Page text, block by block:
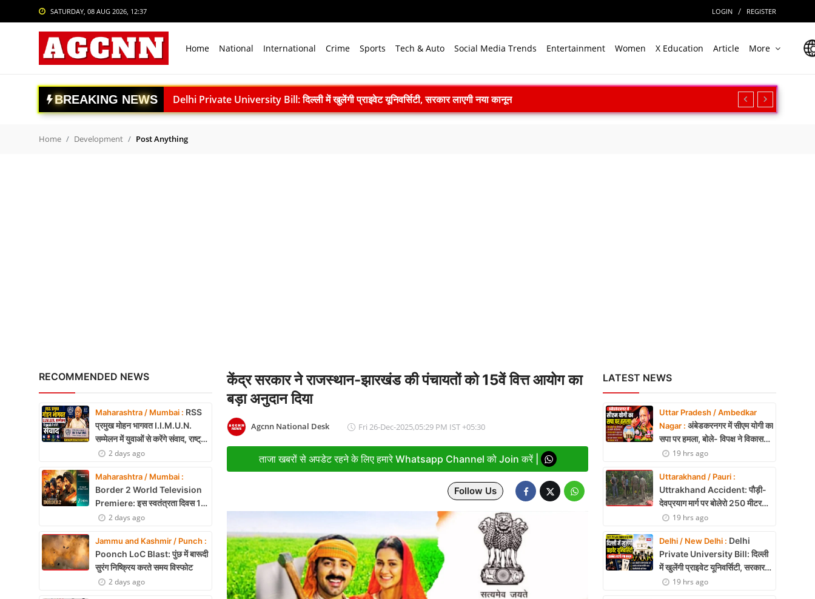
SATURDAY, 08 AUG 2026, 12:37 LOGIN / REGISTER
Home National International Crime Sports Tech & Auto Social Media Trends Entertainment Women X Education Article More
Login Register
National
International
Business
Relationship
Education
Defence & Security
Environment
BREAKING NEWS
Delhi Private University Bill: दिल्ली में खुलेंगी प्राइवेट यूनिवर्सिटी, सरकार लाएगी नया कानून
National Handloo Day: पीएम मोदी ने बुनकरों को किया नमन, आत्मनिर्भर भारत का बताया मजबूत आधार
ACC बरगढ़ सीमेंट वर्क्स विवाद खत्म: 61 श्रमिकों को 26.81 करोड़ रुपये का पैकेज, समझौते पर मुहर
Home Development Post Anything
RECOMMENDED NEWS
Maharashtra / Mumbai : RSS
प्रमुख मोहन भागवत I.I.M.U.N.
सम्मेलन में युवाओं से करेंगे संवाद, राष्ट्र
निर्माण और नेतृत्व पर रखेंगे विचार
2 days ago
Maharashtra / Mumbai :
Border 2 World Television
Premiere: इस स्वतंत्रता दिवस 15
अगस्त को शाम 7:30 बजे सिर्फ Zee
2 days ago
Jammu and Kashmir / Punch :
Poonch LoC Blast: पुंछ में बारूदी
सुरंग निष्क्रिय करते समय विस्फोट
2 days ago
केंद्र सरकार ने राजस्थान-झारखंड की पंचायतों को 15वें वित्त आयोग का
बड़ा अनुदान दिया
Agcnn National Desk Fri 26-Dec-2025,05:29 PM IST +05:30
ताजा खबरों से अपडेट रहने के लिए हमारे Whatsapp Channel को Join करें |
Follow Us
LATEST NEWS
Uttar Pradesh / Ambedkar
Nagar : अंबेडकरनगर में सीएम योगी का
सपा पर हमला, बोले- विपक्ष ने विकास
और अनुपूरक बजट पर रोकी चर्चा
19 hrs ago
Uttarakhand / Pauri :
Uttrakhand Accident: पौड़ी-
देवप्रयाग मार्ग पर बोलेरो 250 मीटर
खाई में गिरी, 5 लोगों की मौत
19 hrs ago
Delhi / New Delhi : Delhi
Private University Bill: दिल्ली
में खुलेंगी प्राइवेट यूनिवर्सिटी, सरकार
लाएगी नया कानून
19 hrs ago